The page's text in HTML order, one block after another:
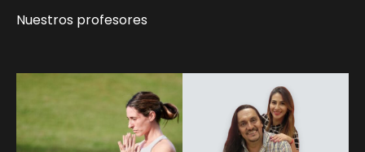
Nuestros profesores